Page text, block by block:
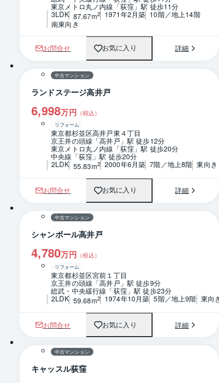
東京メトロ丸ノ内線「荻窪」駅 徒歩11分
3LDK 87.67m2 1971年2月築 10階／地上14階
南東向き
お問合せ お気に入り 詳細
1 / 0 間取り
中古マンション
ランドステージ高井戸
6,998万円 （税込）
リフォーム
東京都杉並区高井戸東４丁目
京王井の頭線「高井戸」駅 徒歩12分
東京メトロ丸ノ内線「荻窪」駅 徒歩20分
中央線「荻窪」駅 徒歩20分
2LDK 55.83m2 2000年6月築 7階／地上8階 東向き
お問合せ お気に入り 詳細
1 / 0 間取り
中古マンション
シャンボール高井戸
4,780万円 （税込）
リフォーム
東京都杉並区宮前１丁目
京王井の頭線「高井戸」駅 徒歩9分
総武・中央緩行線「荻窪」駅 徒歩23分
2LDK 59.68m2 1974年10月築 5階／地上9階 東向
お問合せ お気に入り 詳細
1 / 0 間取り
中古マンション
キャッスル荻窪